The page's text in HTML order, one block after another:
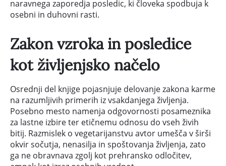
naravnega zaporedja posledic, ki človeka spodbuja k
osebni in duhovni rasti.
Zakon vzroka in posledice
kot življenjsko načelo
Osrednji del knjige pojasnjuje delovanje zakona karme
na razumljivih primerih iz vsakdanjega življenja.
Posebno mesto namenja odgovornosti posameznika
za lastne izbire ter etičnemu odnosu do vseh živih
bitij. Razmislek o vegetarijanstvu avtor umešča v širši
okvir sočutja, nenasilja in spoštovanja življenja, zato
ga ne obravnava zgolj kot prehransko odločitev,